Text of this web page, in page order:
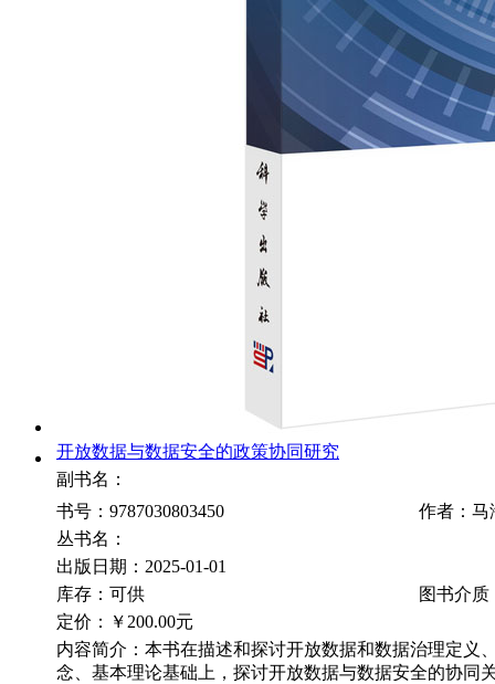
开放数据与数据安全的政策协同研究
副书名：
书号：9787030803450
作者：马
丛书名：
出版日期：2025-01-01
库存：可供
图书介质
定价：
￥200.00元
内容简介：本书在描述和探讨开放数据和数据治理定义
念、基本理论基础上，探讨开放数据与数据安全的协同